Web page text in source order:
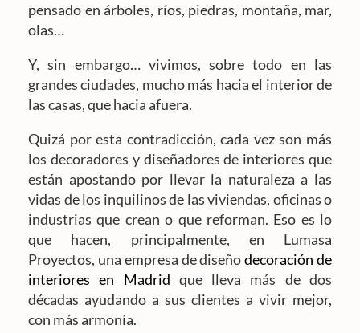
pensado en árboles, ríos, piedras, montaña, mar,
olas…
Y, sin embargo… vivimos, sobre todo en las
grandes ciudades, mucho más hacia el interior de
las casas, que hacia afuera.
Quizá por esta contradicción, cada vez son más
los decoradores y diseñadores de interiores que
están apostando por llevar la naturaleza a las
vidas de los inquilinos de las viviendas, oficinas o
industrias que crean o que reforman. Eso es lo
que hacen, principalmente, en Lumasa
Proyectos, una empresa de diseñodecoración de
interiores en Madrid que lleva más de dos
décadas ayudando a sus clientes a vivir mejor,
con más armonía.